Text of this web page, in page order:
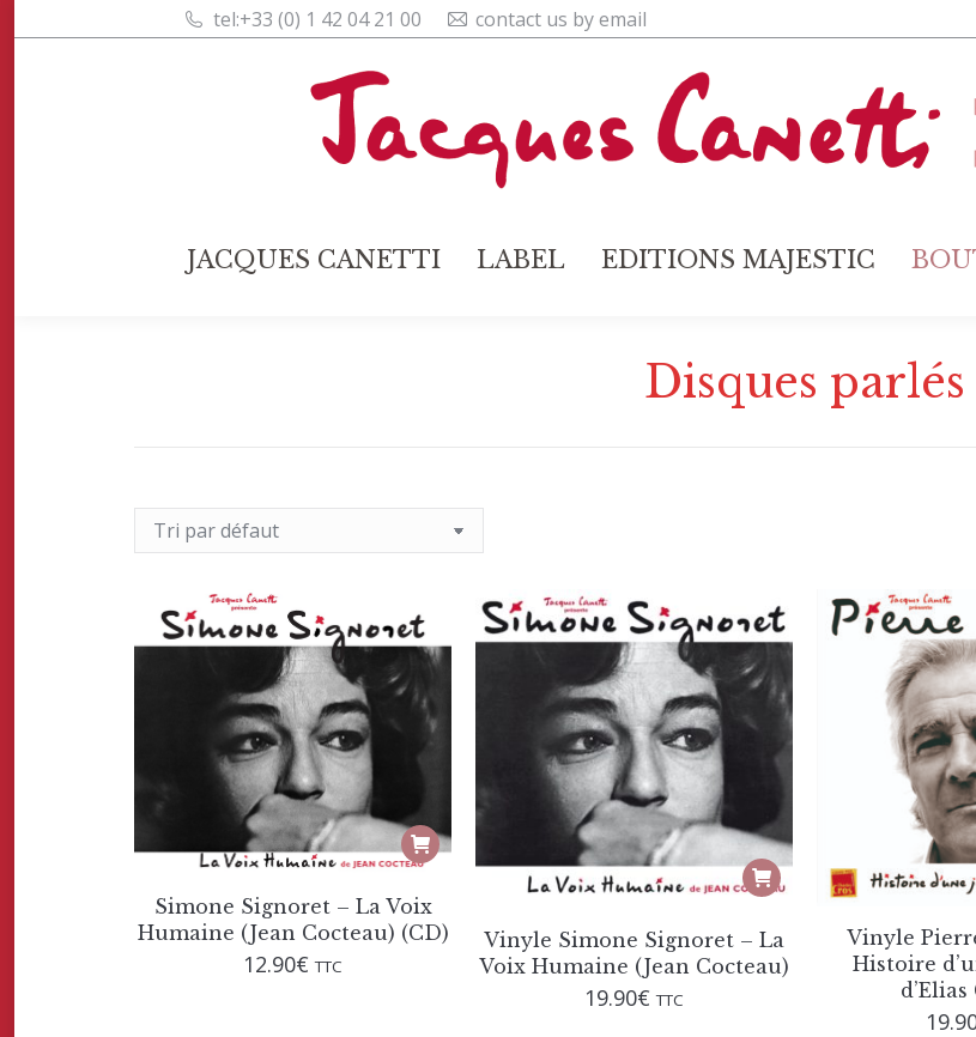
tel:+33 (0) 1 42 04 21 00 contact us by email
JACQUES CANETTI LABEL EDITIONS MAJESTIC
Disques parlés
Simone Signoret – La Voix
Humaine (Jean Cocteau) (CD)
12.90€ TTC
Vinyle Simone Signoret – La
Voix Humaine (Jean Cocteau)
19.90€ TTC
Vinyle
Histoire
JACQUES CANETTI LABEL EDITIONS MAJESTIC